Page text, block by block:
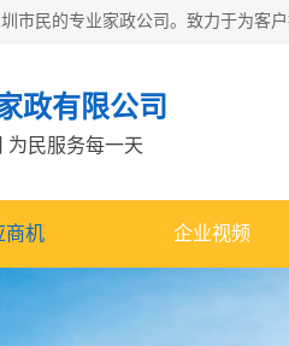
政有限公司
为民服务每一天
商机 企业视频